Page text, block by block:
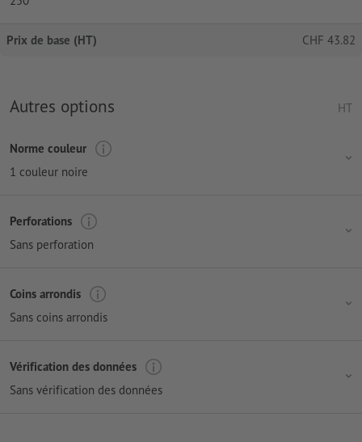
Prix de base (HT) CHF 43.82
Autres options HT
Norme couleur
1 couleur noire
Perforations
Sans perforation
Coins arrondis
Sans coins arrondis
Vérification des données
Sans vérification des données